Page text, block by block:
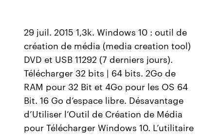
29 juil. 2015 1,3k. Windows 10 : outil de
création de média (media creation tool)
DVD et USB 11292 (7 derniers jours).
Télécharger 32 bits | 64 bits. 2Go de
RAM pour 32 Bit et 4Go pour les OS 64
Bit. 16 Go d’espace libre. Désavantage
d’Utiliser l’Outil de Création de Média
pour Télécharger Windows 10. L’utilitaire